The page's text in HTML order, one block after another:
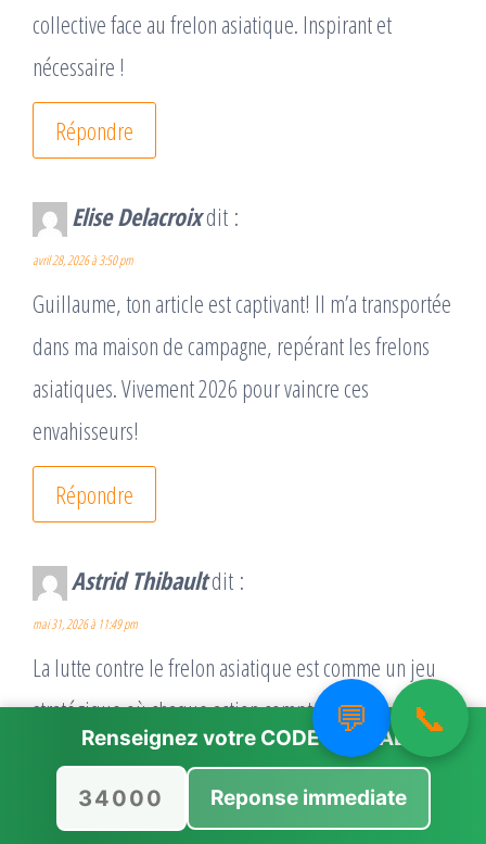
collective face au frelon asiatique. Inspirant et
nécessaire !
Répondre
Elise Delacroixdit :
avril 28, 2026 à 3:50 pm
Guillaume, ton article est captivant! Il m’a transportée
dans ma maison de campagne, repérant les frelons
asiatiques. Vivement 2026 pour vaincre ces
envahisseurs!
Répondre
Astrid Thibaultdit :
mai 31, 2026 à 11:49 pm
La lutte contre le frelon asiatique est comme un jeu
stratégique où chaque action compte !
Répondre
💬 📞
Renseignez votre CODE POSTAL
Reponse immediate